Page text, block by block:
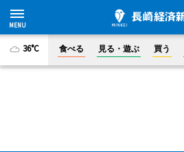
36°C 食べる 見る・遊ぶ 買う